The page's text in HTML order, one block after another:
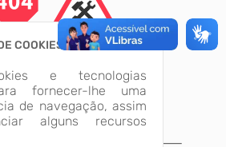
COOKIES
e tecnologias
fornecer-lhe uma
de navegação, assim
alguns recursos